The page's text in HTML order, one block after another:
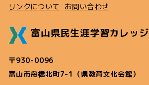
リンクについて お問い合わせ
富山県民生涯学習カレッジ
〒930-0096
富山市舟橋北町7-1（県教育文化会館）